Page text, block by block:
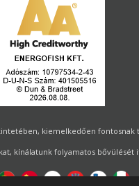
kiemelkedően fontosnak
kínálatunk folyamatos